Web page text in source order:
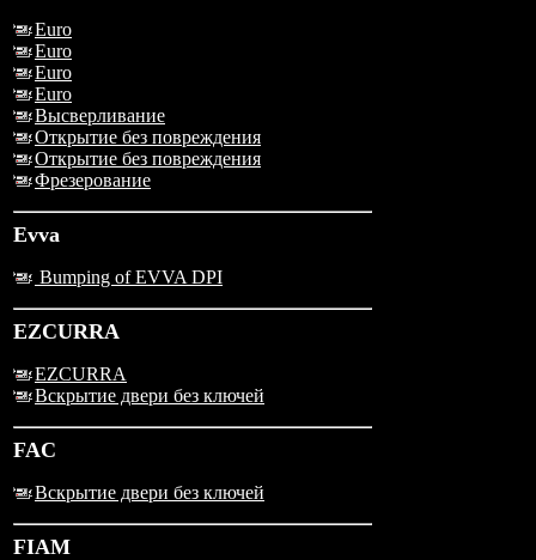
Euro
Euro
Euro
Euro
Высверливание
Открытие без повреждения
Открытие без повреждения
Фрезерование
Evva
Bumping of EVVA DPI
EZCURRA
EZCURRA
Вскрытие двери без ключей
FAC
Вскрытие двери без ключей
FIAM